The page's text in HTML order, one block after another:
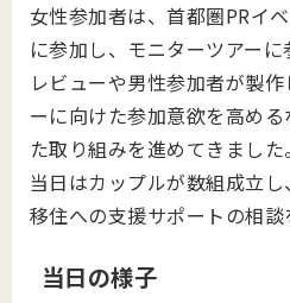
女性参加者は、首都圏PRイ
に参加し、モニターツアー
レビューや男性参加者が製
ーに向けた参加意欲を高め
た取り組みを進めてきました。
当日はカップルが数組成立
移住への支援サポートの相談
当日の様子